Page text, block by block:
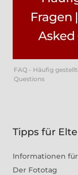
FAQ - Häufig
Questions
Tipps für
Informationen
Der Fototag